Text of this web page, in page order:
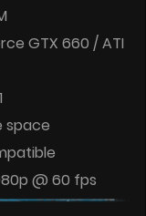
GTX 660 / ATI
space
@ 60 fps